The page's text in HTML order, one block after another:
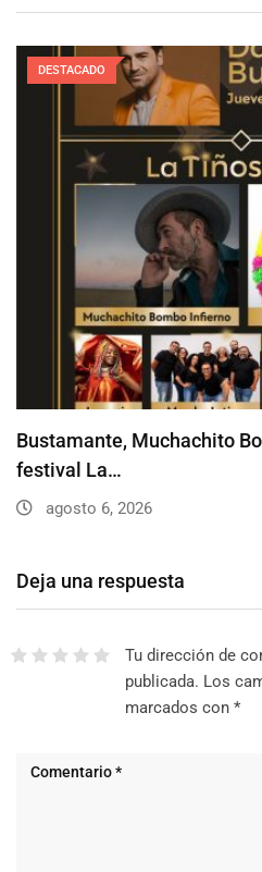
DESTACADO
Bustamante, Muchachito
festival La…
agosto 6, 2026
Deja una respuesta
Tu dirección de
publicada. Los
marcados con *